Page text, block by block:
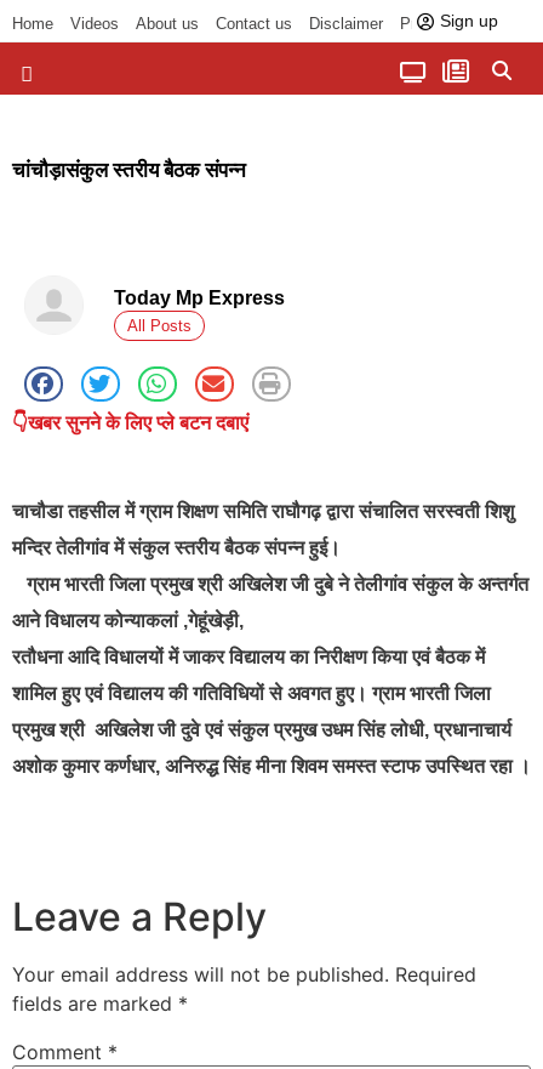
Home Videos About us Contact us Disclaimer Privacy Policy
Sign up
चांचौड़ासंकुल स्तरीय बैठक संपन्न
Today Mp Express
All Posts
👇खबर सुनने के लिए प्ले बटन दबाएं
चाचौडातहसील में ग्राम शिक्षण समिति राघौगढ़ द्वारा संचालित सरस्वती शिशु
मन्दिर तेलीगांव में संकुल स्तरीय बैठक संपन्न हुई।
ग्राम भारती जिला प्रमुख श्री अखिलेश जी दुबे ने तेलीगांव संकुल के अन्तर्गत
आने विधालय कोन्याकलां ,गेहूंखेड़ी,
रतौधना आदि विधालयों में जाकर विद्यालय का निरीक्षण किया एवं बैठक में
शामिल हुए एवं विद्यालय की गतिविधियों से अवगत हुए। ग्राम भारती जिला
प्रमुख श्री अखिलेश जी दुवे एवं संकुल प्रमुख उधम सिंह लोधी, प्रधानाचार्य
अशोक कुमार कर्णधार, अनिरुद्ध सिंह मीना शिवम समस्त स्टाफ उपस्थित रहा ।
Leave a Reply
Your email address will not be published. Required
fields are marked *
Comment *